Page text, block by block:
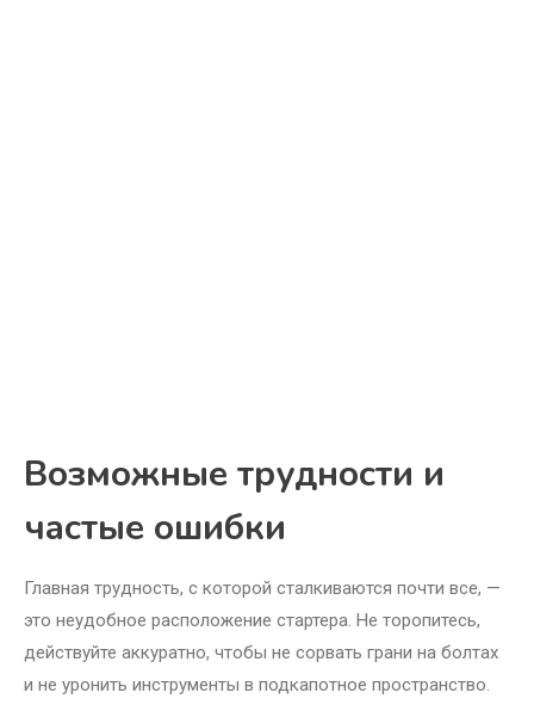
Возможные трудности и
частые ошибки
Главная трудность, с которой сталкиваются почти все, —
это неудобное расположение стартера. Не торопитесь,
действуйте аккуратно, чтобы не сорвать грани на болтах
и не уронить инструменты в подкапотное пространство.